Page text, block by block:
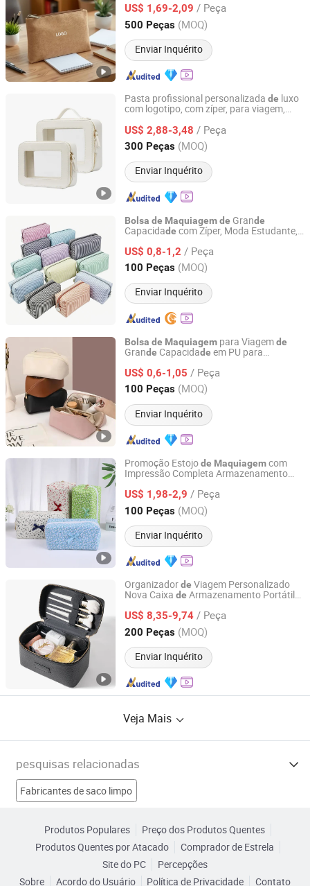
armazenamento plano,
cosméticos de cortiça
US$ 1,69-2,09 / Peça
500 Peças (MOQ)
Enviar Inquérito
Fujian, China Desde 2014
Pasta profissional personalizada de luxo
com logotipo, com zíper, para viagem,
PU,bolsa de maquiagem
US$ 2,88-3,48 / Peça
300 Peças (MOQ)
Enviar Inquérito
Dongguan Changrong Handbag Co., Ltd.
Guangdong, China Desde 2023
Bolsa de Maquiagemde Grande
Capacidade com Zíper, Moda Estudante,
Armazenamento para Viagem,
Batom Feita dePoliéster,
Cosmética Listrada para Mulheres
US$ 0,8-1,2 / Peça
100 Peças (MOQ)
Enviar Inquérito
Twilight Innovations Co., Limited
Fujian, China Desde 2026
Bolsa de Maquiagem para Viagemde
Grande Capacidade em PU para
US$ 0,6-1,05 / Peça
100 Peças (MOQ)
Enviar Inquérito
Hangzhou Initi Imp&Exp Co., Ltd.
Zhejiang, China Desde 2020
Promoção Estojode Maquiagemcom
Impressão Completa Armazenamento
DurávelBolsade Viagem Floral para
Meninas Levando Beleza
US$ 1,98-2,9 / Peça
100 Peças (MOQ)
Enviar Inquérito
Yiwu Ginzeal Bag Co., Ltd.
Zhejiang, China Desde 2024
Organizadorde Viagem Personalizado
Nova Caixa de Armazenamento Portátil
deHigiene em Couro PU
Cosméticas Cor Preta
US$ 8,35-9,74 / Peça
200 Peças (MOQ)
Enviar Inquérito
Dongguan Changrong Handbag Co., Ltd.
Guangdong, China Desde 2023
Veja Mais
pesquisas relacionadas
Fabricantes de saco limpo
Fabricantes de saco de brinquedos por atacado
Produtos Populares
Preço dos Produtos Quentes
Produtos Quentes por Atacado
Comprador de Estrela
Site do PC
Percepções
Sobre
Acordo do Usuário Política de Privacidade Contato